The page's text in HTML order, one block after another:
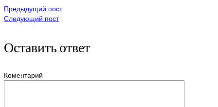
Предыдущий пост
Следующий пост
Оставить ответ
Коментарий